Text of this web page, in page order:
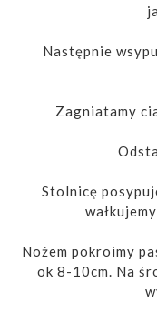
Następnie
Zagniatamy
Stolnicę
Nożem pokroimy
ok 8-10cm. Na